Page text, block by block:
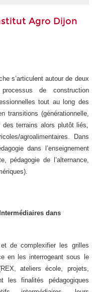
Agro Dijon
s’articulent autour de deux
de construction
tout au long des
transitions (générationnelle,
terrains alors plutôt liés,
agroalimentaires. Dans
dans l’enseignement
pédagogie de l’alternance,
dans
de complexifier les grilles
en les interrogeant sous le
ateliers école, projets,
les finalités pédagogiques